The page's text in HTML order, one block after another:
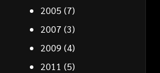
2005 (7)
2007 (3)
2009 (4)
2011 (5)